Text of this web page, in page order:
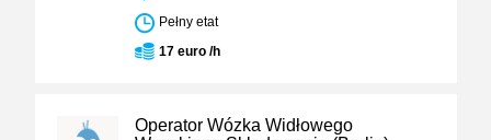
Pełny etat
17 euro /h
Operator Wózka Widłowego